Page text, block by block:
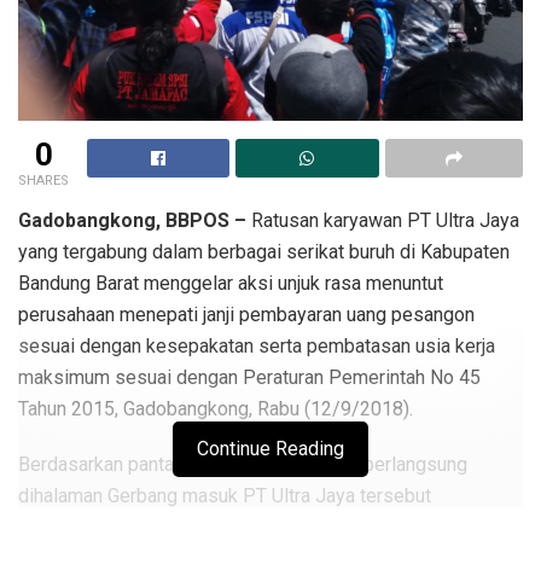
0
SHARES
Gadobangkong, BBPOS – Ratusan karyawan PT Ultra Jaya
yang tergabung dalam berbagai serikat buruh di Kabupaten
Bandung Barat menggelar aksi unjuk rasa menuntut
perusahaan menepati janji pembayaran uang pesangon
sesuai dengan kesepakatan serta pembatasan usia kerja
maksimum sesuai dengan Peraturan Pemerintah No 45
Tahun 2015, Gadobangkong, Rabu (12/9/2018).
Berdasarkan pantauan BBPOS, aksi yang berlangsung
dihalaman Gerbang masuk PT Ultra Jaya tersebut
Continue Reading